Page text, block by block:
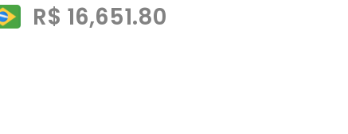
R$ 16,651.80